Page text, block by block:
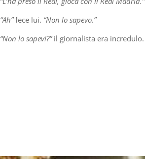
“Ah”fece lui. “Non lo sapevo.”
“Non lo sapevi?”il giornalista era incredulo.